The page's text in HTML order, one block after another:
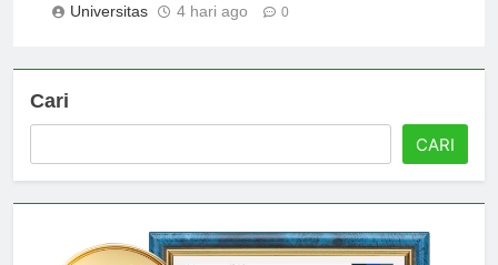
Universitas 4 hari ago 0
Cari
CARI